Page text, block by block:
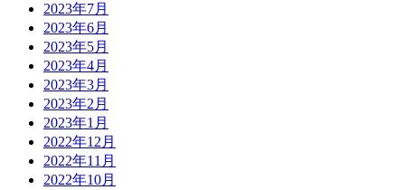
2023年7月
2023年6月
2023年5月
2023年4月
2023年3月
2023年2月
2023年1月
2022年12月
2022年11月
2022年10月